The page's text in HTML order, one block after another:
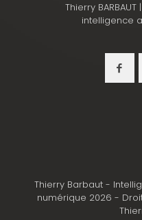
Thierry
intelligence
Thierry Barbaut -
numérique 2026 -